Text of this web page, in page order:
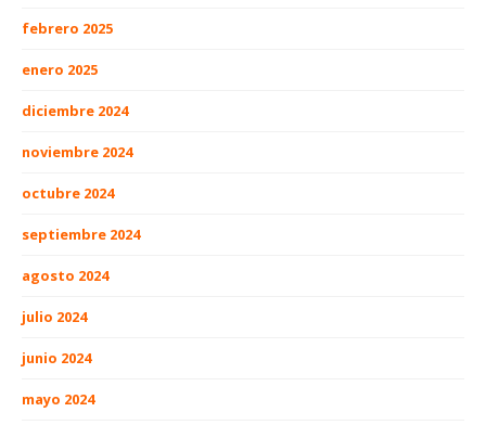
febrero 2025
enero 2025
diciembre 2024
noviembre 2024
octubre 2024
septiembre 2024
agosto 2024
julio 2024
junio 2024
mayo 2024